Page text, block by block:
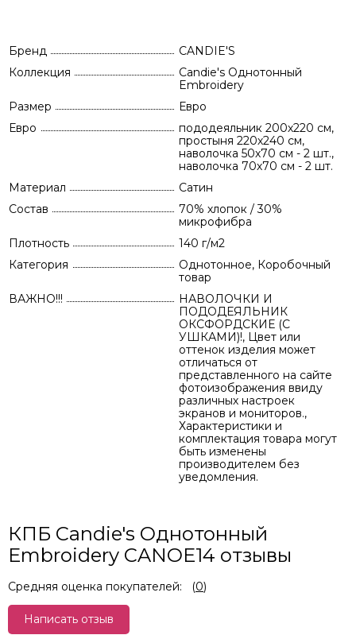
Бренд
CANDIE'S
Коллекция
Candie's Однотонный
Embroidery
Размер
Евро
Евро
пододеяльник 200х220 см,
простыня 220х240 см,
наволочка 50х70 см - 2 шт.,
наволочка 70х70 см - 2 шт.
Материал
Сатин
Состав
70% хлопок / 30%
микрофибра
Плотность
140 г/м2
Категория
Однотонное, Коробочный
товар
ВАЖНО!!!
НАВОЛОЧКИ И
ПОДОДЕЯЛЬНИК
ОКСФОРДСКИЕ (С
УШКАМИ)!, Цвет или
оттенок изделия может
отличаться от
представленного на сайте
фотоизображения ввиду
различных настроек
экранов и мониторов.,
Характеристики и
комплектация товара могут
быть изменены
производителем без
уведомления.
КПБ Candie's Однотонный
Embroidery CANOE14 отзывы
Средняя оценка покупателей: (0)
Написать отзыв